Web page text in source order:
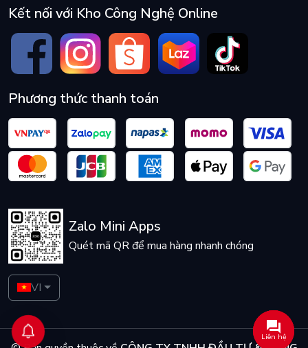
Kết nối với Kho Công Nghệ Online
Phương thức thanh toán
Zalo Mini Apps
Quét mã QR để mua hàng nhanh chóng
VI
Liên hệ